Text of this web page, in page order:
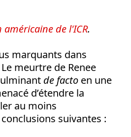
américaine de l'ICR.
marquants dans
meurtre de Renee
de facto en une
d’étendre la
au moins
suivantes :